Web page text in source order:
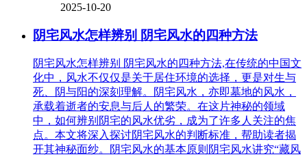
2025-10-20
阴宅风水怎样辨别 阴宅风水的四种方法
阴宅风水怎样辨别 阴宅风水的四种方法,在传统的中国文
化中，风水不仅仅是关于居住环境的选择，更是对生与
死、阴与阳的深刻理解。阴宅风水，亦即墓地的风水，
承载着逝者的安息与后人的繁荣。在这片神秘的领域
中，如何辨别阴宅的风水优劣，成为了许多人关注的焦
点。本文将深入探讨阴宅风水的判断标准，帮助读者揭
开其神秘面纱。阴宅风水的基本原则阴宅风水讲究“藏风